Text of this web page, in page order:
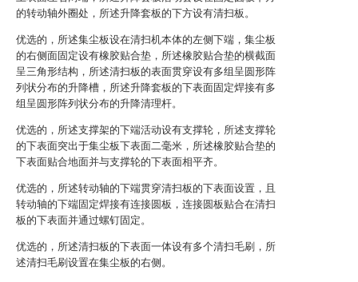
的转动轴外圈处，所述升降套板的下方设有清扫板。
优选的，所述集尘板设在清扫机本体的左侧下端，集尘板
的右侧面固定设有橡胶贴合垫，所述橡胶贴合垫的横截面
呈三角形结构，所述清扫板的表面贯穿设有多组呈圆形阵
列状分布的升降槽，所述升降套板的下表面固定焊接有多
组呈圆形阵列状分布的升降清理杆。
优选的，所述支撑架的下端活动设有支撑轮，所述支撑轮
的下表面突出于集尘板下表面二毫米，所述橡胶贴合垫的
下表面贴合地面并与支撑轮的下表面相平齐。
优选的，所述转动轴的下端贯穿清扫板的下表面设置，且
转动轴的下端固定焊接有连接圆板，连接圆板贴合在清扫
板的下表面并通过螺钉固定。
优选的，所述清扫板的下表面一体设有多个清扫毛刷，所
述清扫毛刷设置在集尘板的右侧。